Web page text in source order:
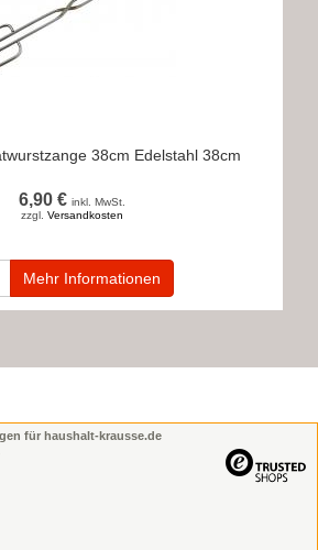
38cm Edelstahl 38cm
6,90 € inkl. MwSt.
zzgl. Versandkosten
Mehr Informationen
für haushalt-krausse.de